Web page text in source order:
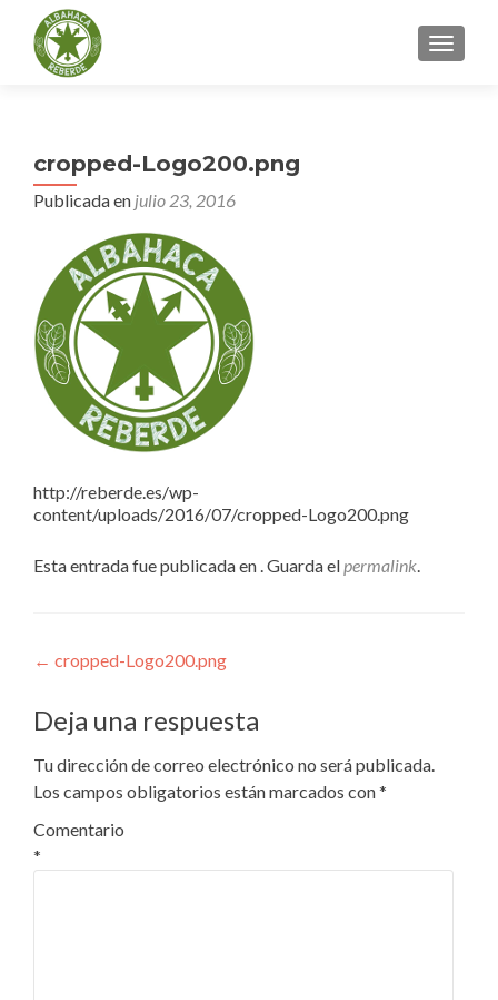
cropped-Logo200.png
Publicada en julio 23, 2016
http://reberde.es/wp-
content/uploads/2016/07/cropped-Logo200.png
Esta entrada fue publicada en . Guarda elpermalink.
Navegación
de
entradas
← cropped-Logo200.png
Deja una respuesta
Tu dirección de correo electrónico no será publicada.
Los campos obligatorios están marcados con*
Comentario
*